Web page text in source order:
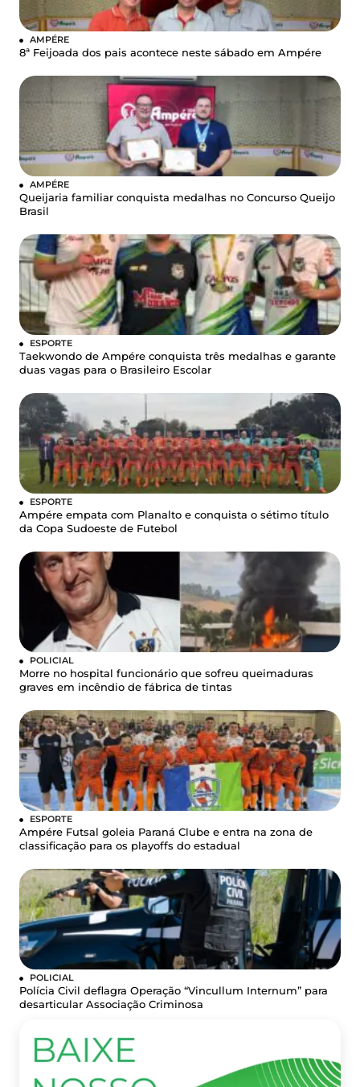
AMPÉRE
8ª Feijoada dos pais acontece neste sábado em Ampére
AMPÉRE
Queijaria familiar conquista medalhas no Concurso Queijo
Brasil
ESPORTE
Taekwondo de Ampére conquista três medalhas e garante
duas vagas para o Brasileiro Escolar
ESPORTE
Ampére empata com Planalto e conquista o sétimo título
da Copa Sudoeste de Futebol
POLICIAL
Morre no hospital funcionário que sofreu queimaduras
graves em incêndio de fábrica de tintas
ESPORTE
Ampére Futsal goleia Paraná Clube e entra na zona de
classificação para os playoffs do estadual
POLICIAL
Polícia Civil deflagra Operação “Vincullum Internum” para
desarticular Associação Criminosa